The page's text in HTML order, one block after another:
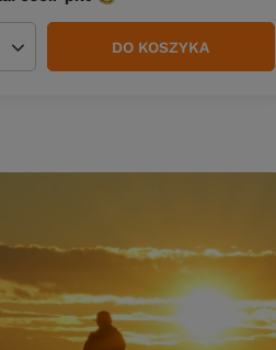
produktów DO KOSZYKA